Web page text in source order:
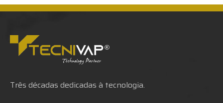
Três décadas dedicadas à tecnologia.